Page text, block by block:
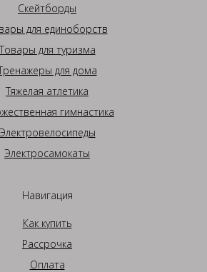
Скейтборды
для единоборств
Товары для туризма
для дома
Тяжелая атлетика
гимнастика
Электровелосипеды
Электросамокаты
Навигация
Как купить
Рассрочка
Оплата